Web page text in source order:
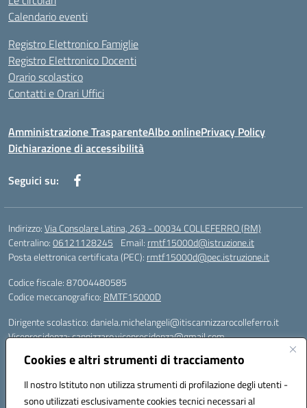
Cookies e altri strumenti di tracciamento
Il nostro Istituto non utilizza strumenti di profilazione degli utenti -
sono utilizzati esclusivamente cookies tecnici necessari al
Calendario eventi
Registro Elettronico Famiglie
Registro Elettronico Docenti
Orario scolastico
Contatti e Orari Uffici
Amministrazione TrasparenteAlbo onlinePrivacy Policy
Dichiarazione di accessibilità
Seguici su:
Indirizzo:Via Consolare Latina, 263 - 00034 COLLEFERRO (RM)
Centralino:06121128245 Email: rmtf15000d@istruzione.it
Posta elettronica certificata (PEC): rmtf15000d@pec.istruzione.it
Codice fiscale: 87004480585
Codice meccanografico: RMTF15000D
Dirigente scolastico: daniela.michelangeli@itiscannizzarocolleferro.it
Vicepresidenza: cannizzaro.vicepresidenza@gmail.com
Supporto piattaforme DDI (creazione account e rigenerazione credenziali)